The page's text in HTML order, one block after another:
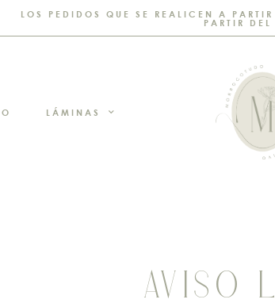
LOS PEDIDOS QUE SE REALICEN A
PARTIR
LÁMINAS
AVISO